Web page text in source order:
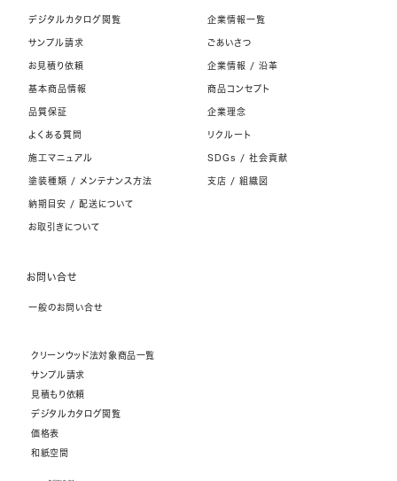
デジタルカタログ閲覧
サンプル請求
お見積り依頼
基本商品情報
品質保証
よくある質問
施工マニュアル
塗装種類 / メンテナンス方法
納期目安 / 配送について
お取引きについて
企業情報一覧
ごあいさつ
企業情報 / 沿革
商品コンセプト
企業理念
リクルート
SDGs / 社会貢献
支店 / 組織図
お問い合せ
一般のお問い合せ
クリーンウッド法対象商品一覧
サンプル請求
見積もり依頼
デジタルカタログ閲覧
価格表
和紙空間